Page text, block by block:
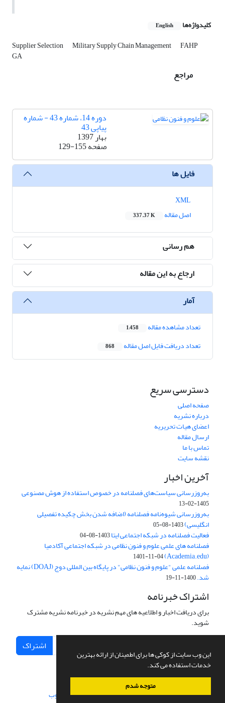
این وب سایت از کوکی ها برای اطمینان از ارائه بهترین
خدمات استفاده می کند.
متوجه شدم
کلیدواژه‌ها English
Supplier Selection Military Supply Chain Management FAHP
GA
مراجع
دوره 14، شماره 43 - شماره
پیاپی 43
بهار 1397
صفحه129-155
فایل ها
اصل مقاله
337.37 K
هم رسانی
ارجاع به این مقاله
آمار
تعداد مشاهده مقاله 1,458
تعداد دریافت فایل اصل مقاله 868
دسترسی سریع
صفحه اصلی
درباره نشریه
اعضای هیات تحریریه
ارسال مقاله
تماس با ما
نقشه سایت
آخرین اخبار
به‌روزرسانی سیاست‌های فصلنامه در خصوص استفاده از هوش مصنوعی
1405-02-13
به‌روزرسانی شیوه‌نامه فصلنامه (اضافه شدن بخش چکیده تفصیلی
انگلیسی)1403-08-05
فعالیت فصلنامه در شبکه اجتماعی ایتا1403-08-04
فصلنامه های علمی علوم و فنون نظامی در شبکه اجتماعی آکادمیا
(Academia.edu)
1401-11-04
فصلنامه علمی "علوم و فنون نظامی" در پایگاه بین المللی دوج (DOAJ) نمایه
شد.1400-11-19
اشتراک خبرنامه
برای دریافت اخبار و اطلاعیه های مهم نشریه در خبرنامه نشریه مشترک
شوید.
اشتراک
سامانه مدیریت نشریات علمی.طراحی و پیاده سازی از سیناوب